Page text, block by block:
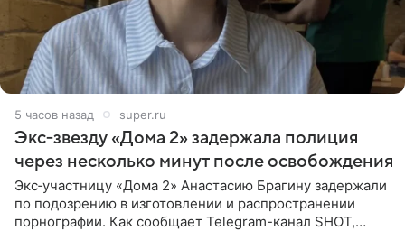
5 часов назад super.ru
Экс‑звезду «Дома 2» задержала полиция
через несколько минут после освобождения
Экс‑участницу «Дома 2» Анастасию Брагину задержали
по подозрению в изготовлении и распространении
порнографии. Как сообщает Telegram-канал SHOT,